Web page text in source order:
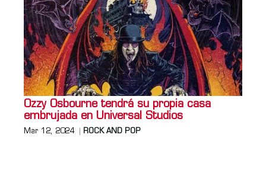
Ozzy Osbourne tendrá su propia casa
embrujada en Universal Studios
Mar 12, 2024 ROCK AND POP